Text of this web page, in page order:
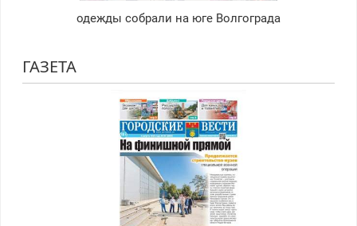
одежды собрали на юге Волгограда
ГАЗЕТА